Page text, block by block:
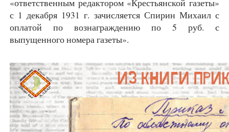
«ответственным редактором «Крестьянской газеты»
с 1 декабря 1931 г. зачисляется Спирин Михаил с
оплатой по вознаграждению по 5 руб. с
выпущенного номера газеты».